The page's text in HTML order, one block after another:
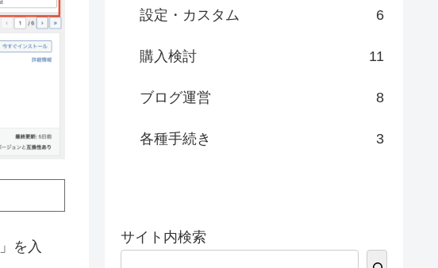
」を入
設定・カスタム 6
購入検討 11
ブログ運営 8
各種手続き 3
サイト内検索